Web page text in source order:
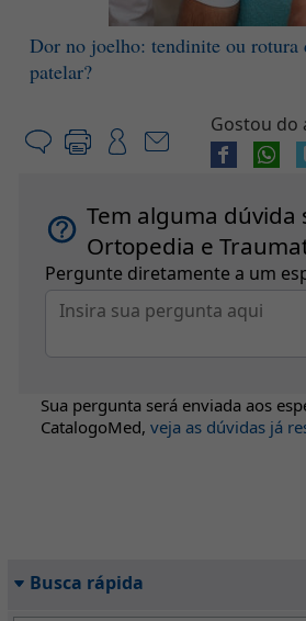
Dor no joelho: tendinite ou rotura
patelar?
Gostou do
Tem alguma dúvida
Ortopedia e
Pergunte diretamente a um
Sua pergunta será enviada aos
CatalogoMed, veja as dúvidas já
Busca rápida